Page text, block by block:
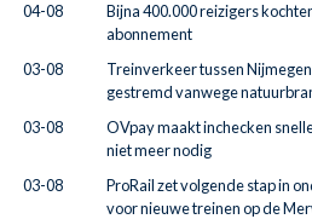
04-08
Bijna 400.000 reizigers
abonnement
03-08
Treinverkeer tussen
gestremd vanwege
03-08
OVpay maakt inchecken
niet meer nodig
03-08
ProRail zet volgende stap in
voor nieuwe treinen op de